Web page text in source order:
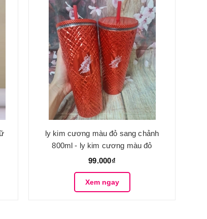
ly kim cương màu đỏ sang chảnh
800ml - ly kim cương màu đỏ
99.000₫
Xem ngay